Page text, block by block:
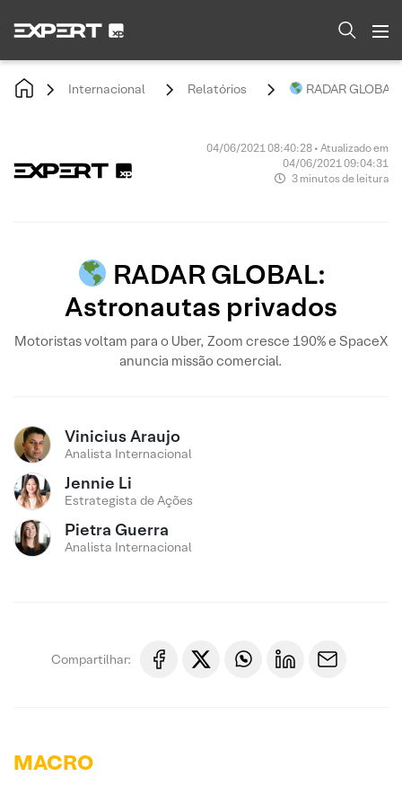
Internacional Relatórios RADAR
04/06/2021 08:40:28 • Atualizado em
04/06/2021 09:04:31
3 minutos de leitura
RADAR GLOBAL:
Astronautas privados
Motoristas voltam para o Uber, Zoom cresce 190% e SpaceX
anuncia missão comercial.
Vinicius Araujo
Analista Internacional
Jennie Li
Estrategista de Ações
Pietra Guerra
Analista Internacional
Compartilhar:
MACRO